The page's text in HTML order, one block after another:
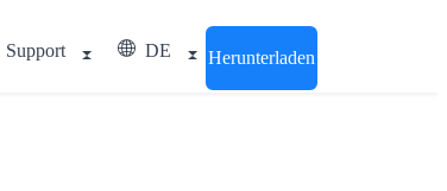
Support DE Herunterladen